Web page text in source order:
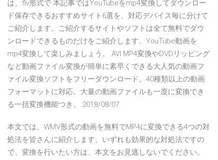
は、flv形式で 本記事ではYouTubeをmp4変換してダウンロー
ド保存できるおすすめサイト6選を、対応デバイス毎に分けて
ご紹介します。ご紹介するサイトやソフトは全て無料でダウ
ンロードできるものだけをご紹介します。YouTube動画を
mp4変換して楽しみましょう。 AVI MP4変換やDVDリッピング
など動画ファイル変換が簡単に素早くできる大人気の動画フ
ァイル変換ソフトをフリーダウンロード。40種類以上の動画
フォーマットに対応。大量の動画ファイルも一度に変換でき
る一括変換機能つき。 2018/08/07
本文では、WMV形式の動画を無料でMP4に変換できる4つの対
処法を皆さんに紹介します。いずれも効果的な対処法ですの
で、変換を行いたい方は、本文をお見逃しないでください。